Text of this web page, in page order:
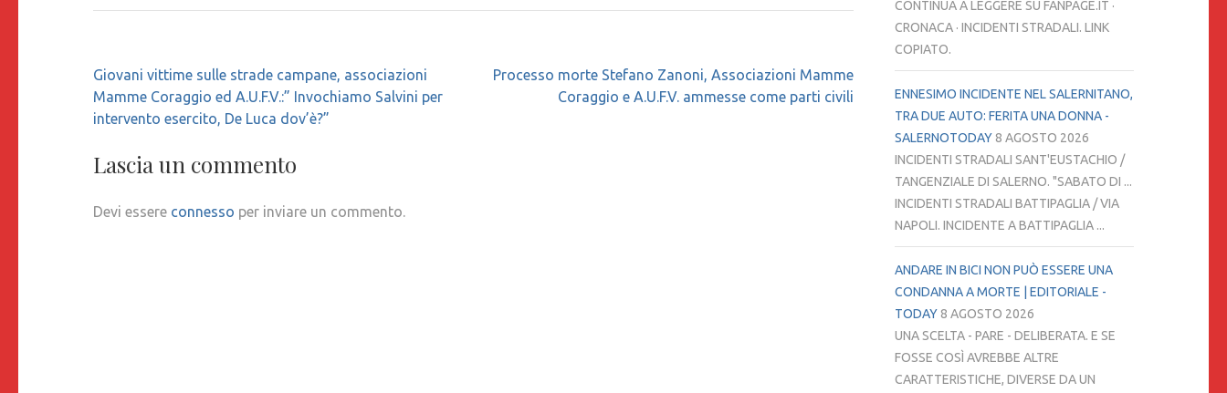
Navigazione
articoli
Giovani vittime sulle strade campane, associazioni
Mamme Coraggio ed A.U.F.V.:” Invochiamo Salvini per
intervento esercito, De Luca dov’è?”
Processo morte Stefano Zanoni, Associazioni Mamme
Coraggio e A.U.F.V. ammesse come parti civili
Lascia un commento
Devi essere connesso per inviare un commento.
CONTINUA A LEGGERE SU FANPAGE.IT ·
CRONACA · INCIDENTI STRADALI. LINK
COPIATO.
ENNESIMO INCIDENTE NEL SALERNITANO,
TRA DUE AUTO: FERITA UNA DONNA -
SALERNOTODAY 8 AGOSTO 2026
INCIDENTI STRADALI SANT'EUSTACHIO /
TANGENZIALE DI SALERNO. "SABATO DI ...
INCIDENTI STRADALI BATTIPAGLIA / VIA
NAPOLI. INCIDENTE A BATTIPAGLIA ...
ANDARE IN BICI NON PUÒ ESSERE UNA
CONDANNA A MORTE | EDITORIALE -
TODAY 8 AGOSTO 2026
UNA SCELTA - PARE - DELIBERATA. E SE
FOSSE COSÌ AVREBBE ALTRE
CARATTERISTICHE, DIVERSE DA UN